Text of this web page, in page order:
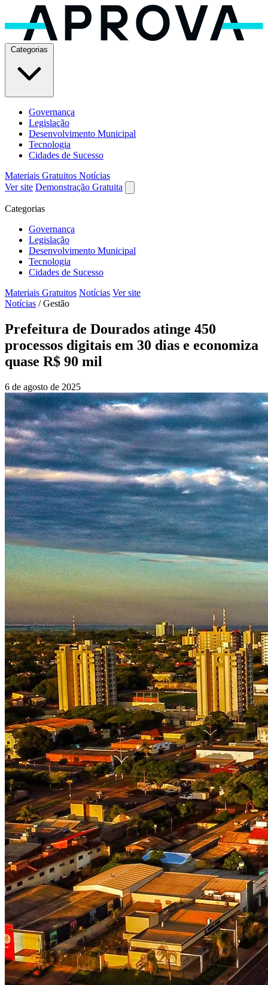
Governança
Legislação
Desenvolvimento Municipal
Tecnologia
Cidades de Sucesso
Materiais Gratuitos Notícias
Ver site Demonstração Gratuita
Categorias
Governança
Legislação
Desenvolvimento Municipal
Tecnologia
Cidades de Sucesso
Materiais Gratuitos Notícias Ver site
Notícias / Gestão
Prefeitura de Dourados atinge 450
processos digitais em 30 dias e economiza
quase R$ 90 mil
6 de agosto de 2025